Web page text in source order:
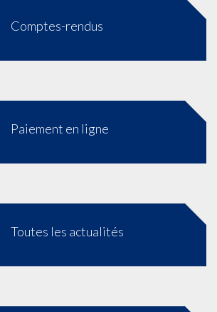
Comptes-rendus
Paiement en ligne
Toutes les actualités